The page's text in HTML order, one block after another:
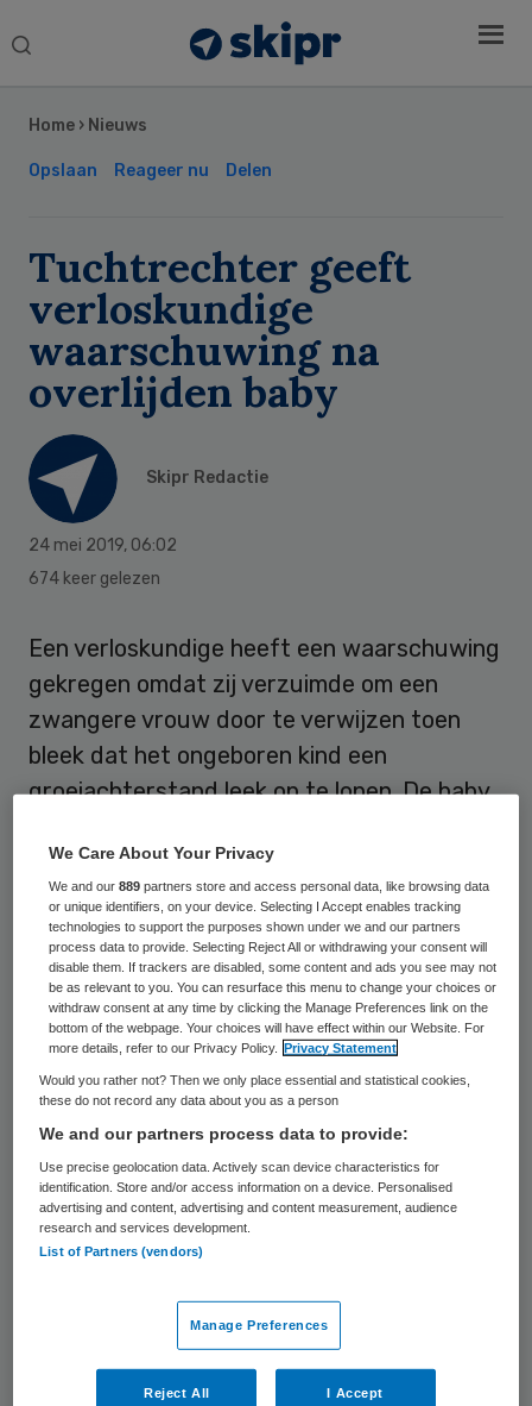
Search
Home › Nieuws
Opslaan Reageer nu Delen
Tuchtrechter geeft
verloskundige
waarschuwing na
overlijden baby
Skipr Redactie
24 mei 2019, 06:02
674 keer gelezen
Een verloskundige heeft een waarschuwing
gekregen omdat zij verzuimde om een
zwangere vrouw door te verwijzen toen
bleek dat het ongeboren kind een
groeiachterstand leek op te lopen. De baby
doodgeboren.
De patiënte was onder begeleiding van de
verloskundige bij haar derde zwangerschap.
Zij was 9 februari 2017 uitgerekend. Bij het
maken van een echo bleek de baby vrij groot
te zijn. Dit in combinatie met het hoge BMI
en de etniciteit van de patiënte deed de
verloskundige vermoeden dat er sprake zou
kunnen zijn van zwangerschapsdiabetes.
Uit een latere echo bleek dat de
buikomvang van de baby aanzienlijk was
reden om zwangerschapsdiabetes uit te
Sidebar
We Care About Your Privacy
We and our889 partners store and access personal data, like browsing data
or unique identifiers, on your device. Selecting I Accept enables tracking
technologies to support the purposes shown under we and our partners
process data to provide. Selecting Reject All or withdrawing your consent will
disable them. If trackers are disabled, some content and ads you see may not
be as relevant to you. You can resurface this menu to change your choices or
withdraw consent at any time by clicking the Manage Preferences link on the
bottom of the webpage. Your choices will have effect within our Website. For
more details, refer to our Privacy Policy.
Privacy Statement
Would you rather not? Then we only place essential and statistical cookies,
these do not record any data about you as a person
We and our partners process data to provide:
Use precise geolocation data. Actively scan device characteristics for
identification. Store and/or access information on a device. Personalised
advertising and content, advertising and content measurement, audience
research and services development.
List of Partners (vendors)
Manage Preferences
Reject All I Accept